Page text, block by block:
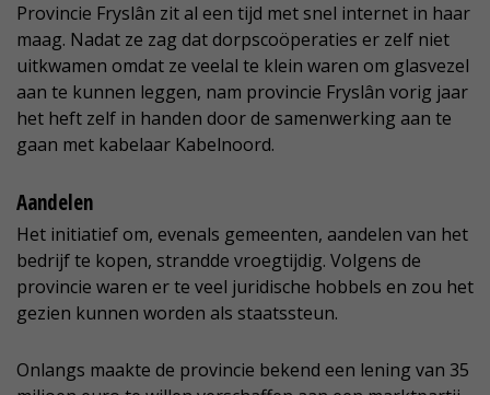
Provincie Fryslân zit al een tijd met snel internet in haar
maag. Nadat ze zag dat dorpscoöperaties er zelf niet
uitkwamen omdat ze veelal te klein waren om glasvezel
aan te kunnen leggen, nam provincie Fryslân vorig jaar
het heft zelf in handen door de samenwerking aan te
gaan met kabelaar Kabelnoord.
Aandelen
Het initiatief om, evenals gemeenten, aandelen van het
bedrijf te kopen, strandde vroegtijdig. Volgens de
provincie waren er te veel juridische hobbels en zou het
gezien kunnen worden als staatssteun.
Onlangs maakte de provincie bekend een lening van 35